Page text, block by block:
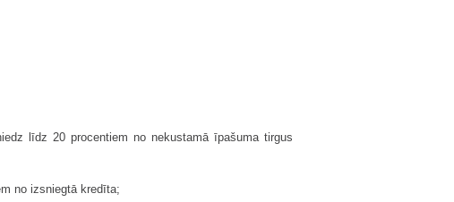
līdz 20 procentiem no nekustamā īpašuma tirgus
no izsniegtā kredīta;